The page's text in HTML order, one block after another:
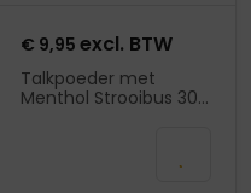
€ 9,95 excl. BTW
Talkpoeder met
Menthol Strooibus 300